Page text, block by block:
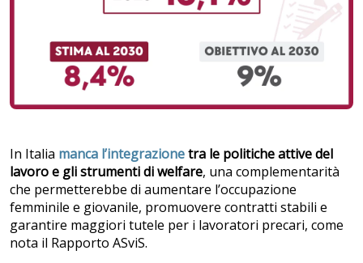
In Italia manca l’integrazionetra le politiche attive del
lavoro e gli strumenti di welfare, una complementarità
che permetterebbe di aumentare l’occupazione
femminile e giovanile, promuovere contratti stabili e
garantire maggiori tutele per i lavoratori precari, come
nota il Rapporto ASviS.